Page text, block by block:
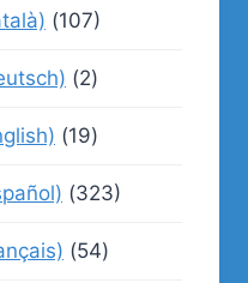
(107)
(2)
(19)
(323)
(54)